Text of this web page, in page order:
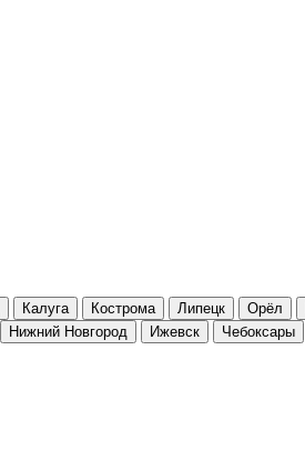
Калуга Кострома Липецк Орёл
Нижний Новгород Ижевск Чебоксары